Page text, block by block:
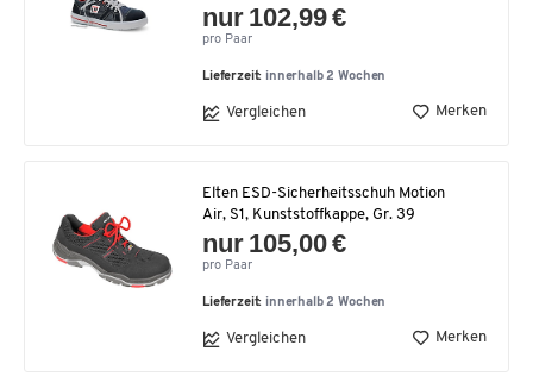
nur 102,99 €
pro Paar
Lieferzeit: innerhalb 2 Wochen
Vergleichen Merken
Elten ESD-Sicherheitsschuh Motion
Air, S1, Kunststoffkappe, Gr. 39
nur 105,00 €
pro Paar
Lieferzeit: innerhalb 2 Wochen
Vergleichen Merken